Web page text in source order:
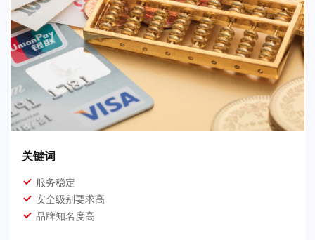
关键词
服务稳定
安全级别要求高
品牌知名度高